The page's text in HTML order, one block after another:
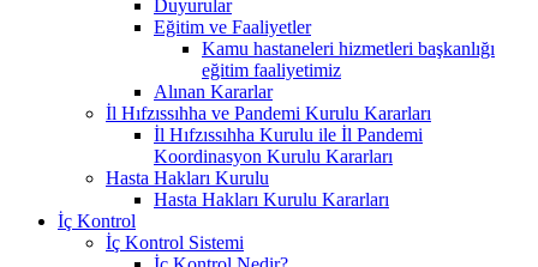
Duyurular
Eğitim ve Faaliyetler
Kamu hastaneleri hizmetleri başkanlığı
eğitim faaliyetimiz
Alınan Kararlar
İl Hıfzıssıhha ve Pandemi Kurulu Kararları
İl Hıfzıssıhha Kurulu ile İl Pandemi
Koordinasyon Kurulu Kararları
Hasta Hakları Kurulu
Hasta Hakları Kurulu Kararları
İç Kontrol
İç Kontrol Sistemi